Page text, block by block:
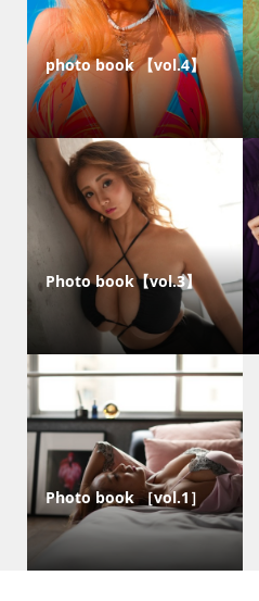
photo book 【vol.4】
Photo book【vol.3】
Photo book ［vol.1］